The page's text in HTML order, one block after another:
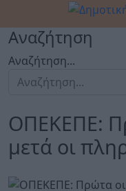
Αναζήτηση
Αναζήτηση...
ΟΠΕΚΕΠΕ:
μετά οι